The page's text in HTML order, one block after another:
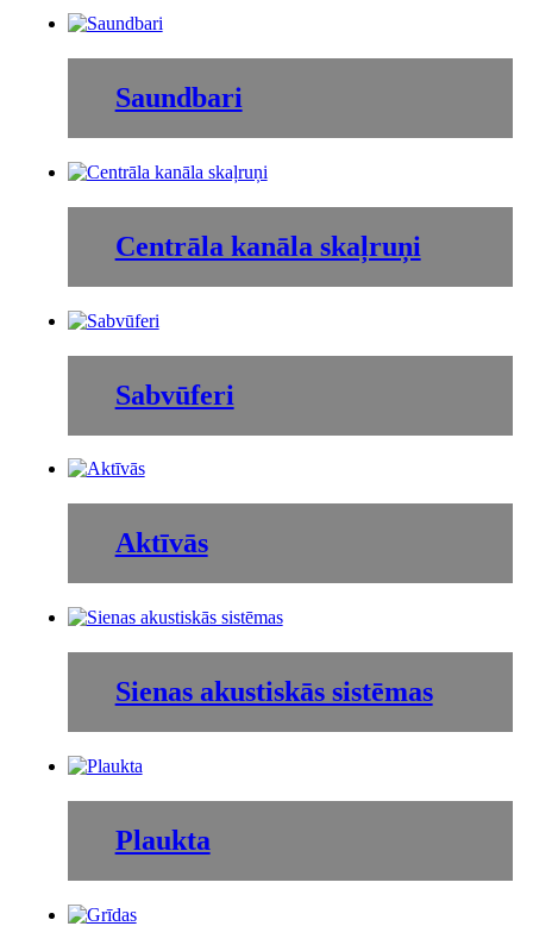
Saundbari
Centrāla kanāla skaļruņi
Sabvūferi
Aktīvās
Sienas akustiskās sistēmas
Plaukta